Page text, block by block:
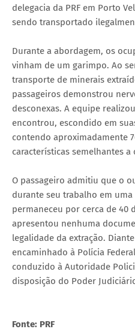
delegacia da PRF em Porto
sendo transportado
Durante a abordagem, os
vinham de um garimpo. Ao
transporte de minerais
passageiros demonstrou
desconexas. A equipe
encontrou, escondido em
contendo aproximadamente
características semelhantes a
O passageiro admitiu que o
durante seu trabalho em
permaneceu por cerca de 40
apresentou nenhuma
legalidade da extração.
encaminhado à Polícia
conduzido à Autoridade
disposição do Poder
Fonte: PRF